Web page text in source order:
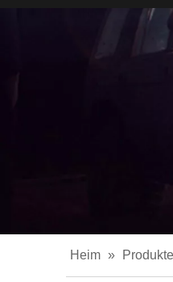
Heim » Produkte